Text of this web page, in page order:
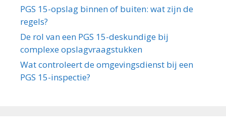
PGS 15-opslag binnen of buiten: wat zijn de
regels?
De rol van een PGS 15-deskundige bij
complexe opslagvraagstukken
Wat controleert de omgevingsdienst bij een
PGS 15-inspectie?